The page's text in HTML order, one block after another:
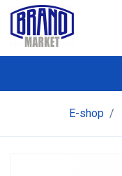
E-shop /